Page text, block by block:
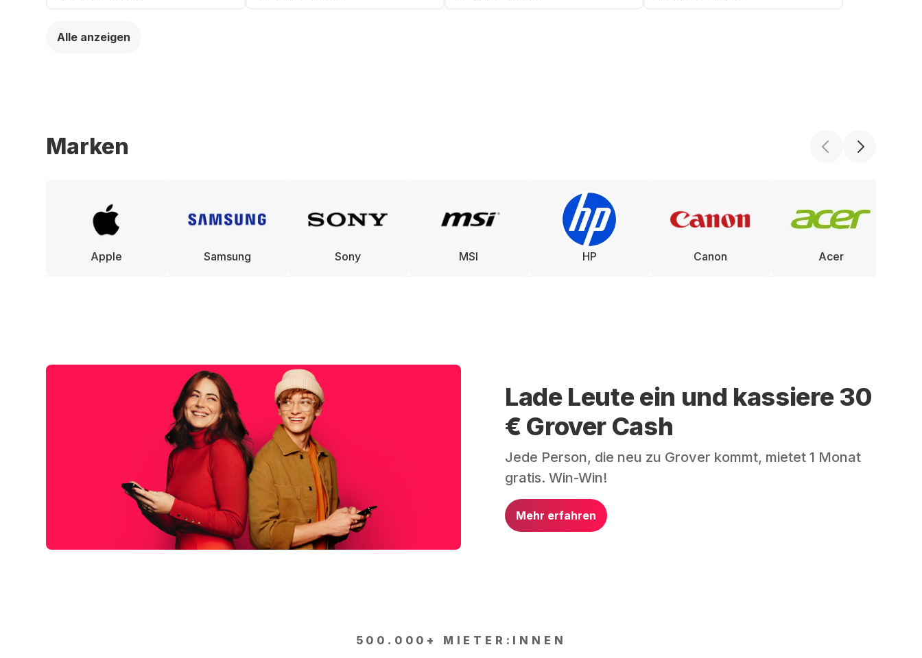
Alle anzeigen
Marken
Apple Samsung Sony MSI HP Canon Acer
Lade Leute ein und kassiere 30
€ Grover Cash
Jede Person, die neu zu Grover kommt, mietet 1 Monat
gratis. Win-Win!
Mehr erfahren
500.000+ MIETER:INNEN